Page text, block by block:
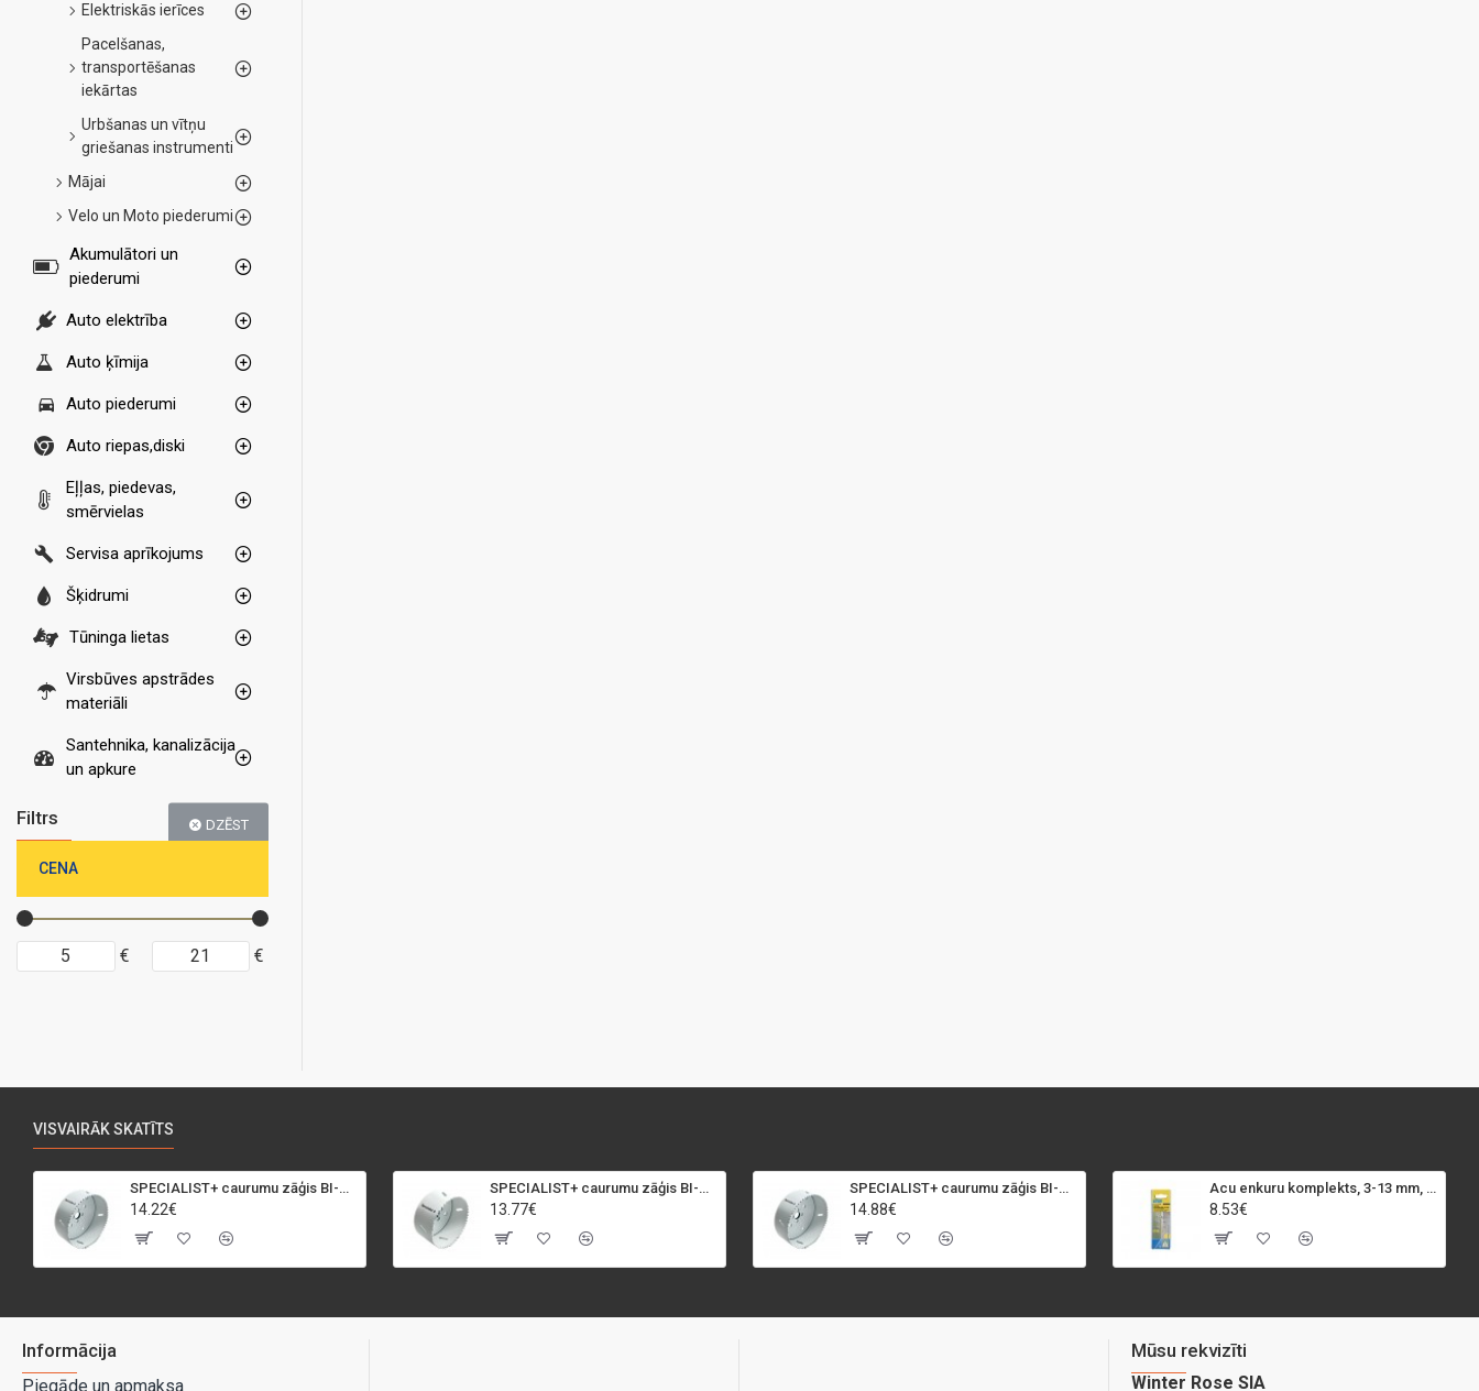
Elektriskās ierīces
Pacelšanas,
transportēšanas
iekārtas
Urbšanas un vītņu
griešanas instrumenti
Mājai
Velo un Moto piederumi
Akumulātori un
piederumi
Auto elektrība
Auto ķīmija
Auto piederumi
Auto riepas,diski
Eļļas, piedevas,
smērvielas
Servisa aprīkojums
Šķidrumi
Tūninga lietas
Virsbūves apstrādes
materiāli
Santehnika, kanalizācija
un apkure
Filtrs DZĒST
CENA
€ €
VISVAIRĀK SKATĪTS
SPECIALIST+ caurumu zāģis BI-METAL, 95 mm
14.22€
SPECIALIST+ caurumu zāģis BI-METAL, 92 mm
13.77€
SPECIALIST+ caurumu zāģis BI-METAL, 98 mm
14.88€
Acu enkuru komplekts, 3-13 mm, Rapid, 12 gab.
8.53€
Informācija
Piegāde un apmaksa
Mūsu rekvizīti
Winter Rose SIA